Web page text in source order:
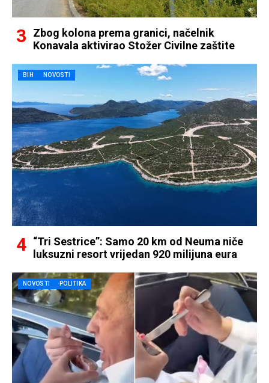
Zbog kolona prema granici, načelnik
Konavala aktivirao Stožer Civilne zaštite
BIH NOVOSTI
“Tri Sestrice”: Samo 20 km od Neuma niče
luksuzni resort vrijedan 920 milijuna eura
NOVOSTI POLITIKA